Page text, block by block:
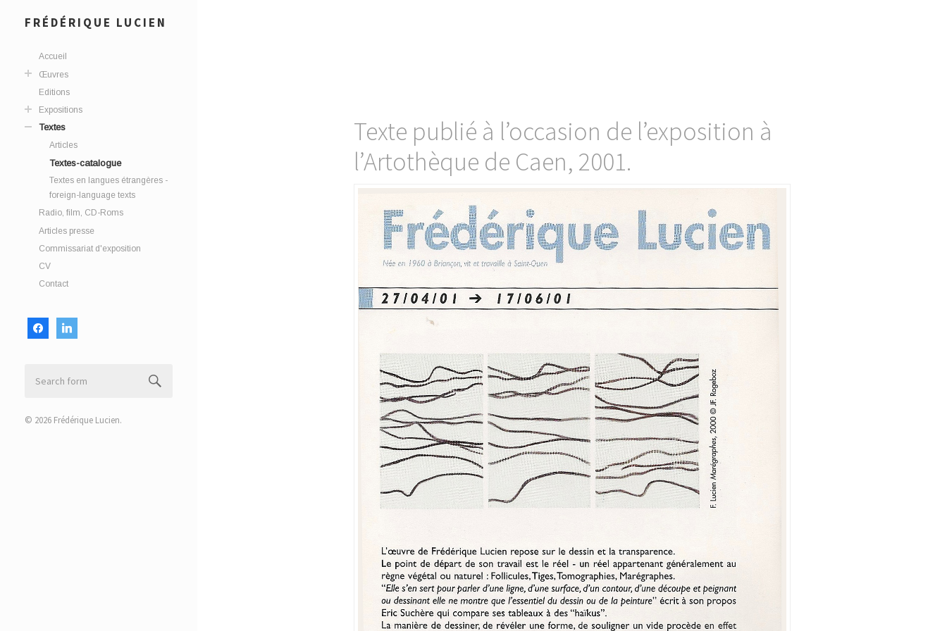
FRÉDÉRIQUE LUCIEN
Accueil
Œuvres
Editions
Expositions
Textes
Articles
Textes-catalogue
Textes en langues étrangères -
foreign-language texts
Radio, film, CD-Roms
Articles presse
Commissariat d'exposition
CV
Contact
facebooklinkedin
© 2026 Frédérique Lucien.
Texte publié à l’occasion de l’exposition à
l’Artothèque de Caen, 2001.